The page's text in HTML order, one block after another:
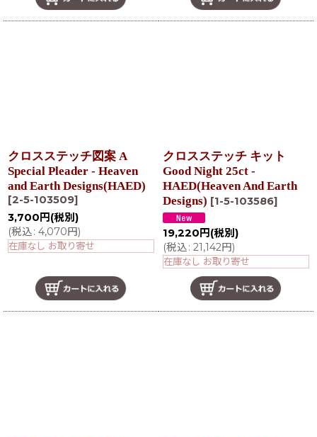
クロスステッチ図案 A
Special Pleader - Heaven
and Earth Designs(HAED)
[2-5-103509]
3,700 円 (税別)
(税込: 4,070円)
在庫なし お取り寄せ
クロスステッチ キット
Good Night 25ct -
HAED(Heaven And Earth
Designs) [1-5-103586]
19,220 円 (税別)
(税込: 21,142円)
在庫なし お取り寄せ